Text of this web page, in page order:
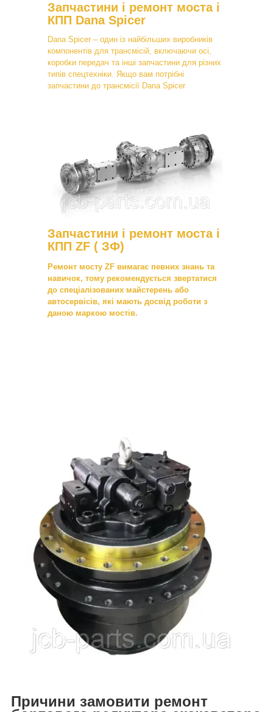
Запчастини і ремонт моста і
КПП Dana Spicer
Dana Spicer – один із найбільших виробників
компонентів для трансмісій, включаючи осі,
коробки передач та інші запчастини для різних
типів спецтехніки. Якщо вам потрібні
запчастини до трансмісії Dana Spicer
Запчастини і ремонт моста і
КПП ZF ( ЗФ)
Ремонт мосту ZF вимагає певних знань та
навичок, тому рекомендується звертатися
до спеціалізованих майстерень або
автосервісів, які мають досвід роботи з
даною маркою мостів.
Причини замовити ремонт